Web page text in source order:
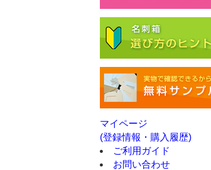
マイページ
(登録情報・購入履歴)
ご利用ガイド
お問い合わせ